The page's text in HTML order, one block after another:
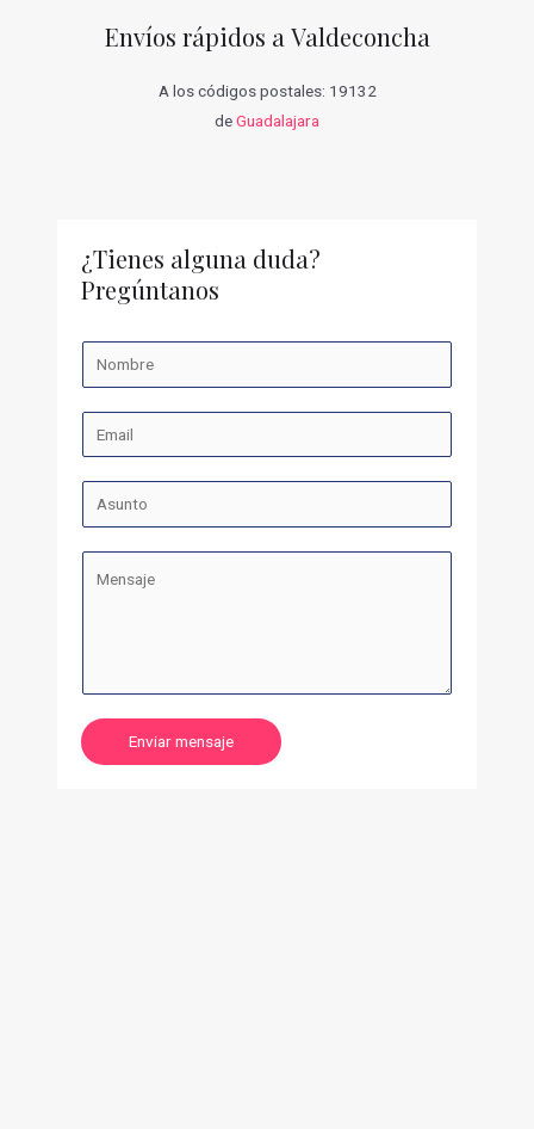
Envíos rápidos a Valdeconcha
A los códigos postales: 19132
deGuadalajara
¿Tienes alguna duda?
Pregúntanos
Enviar mensaje